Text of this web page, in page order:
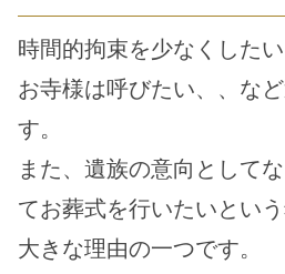
時間的拘束を少なくした
お寺様は呼びたい、、な
す。
また、遺族の意向として
てお葬式を行いたいとい
大きな理由の一つです。